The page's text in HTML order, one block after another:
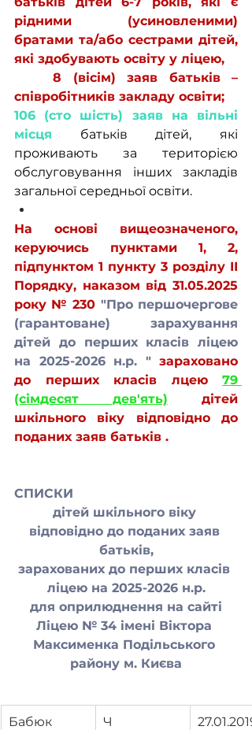
рідними (усиновленими)
братами та/або сестрами дітей,
які здобувають освіту у ліцею,
8 (вісім) заяв батьків –
співробітників закладу освіти;
106 (сто шість) заяв на вільні
місця батьків дітей, які
проживають за територією
обслуговування інших закладів
загальної середньої освіти.
На основі вищеозначеного,
керуючись пунктами 1, 2,
підпунктом 1 пункту 3 розділу ІІ
Порядку, наказом від 31.05.2025
року № 230 "Про першочергове
(гарантоване) зарахування
дітей до перших класів ліцею
на 2025-2026 н.р. " зараховано
до перших класів лцею 79
(сімдесят дев'ять) дітей
шкільного віку відповідно до
поданих заяв батьків .
СПИСКИ
дітей шкільного віку
відповідно до поданих заяв
батьків,
зарахованих до перших класів
ліцею на 2025-2026 н.р.
для оприлюднення на сайті
Ліцею № 34 імені Віктора
Максименка Подільського
району м. Києва
Бабюк Ч 27.01.2019